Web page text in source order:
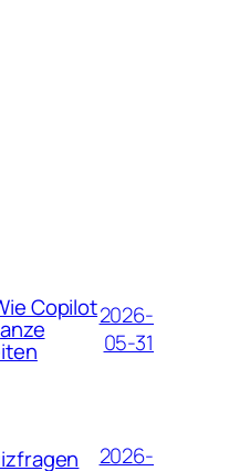
Copilot2026-
05-31
2026-